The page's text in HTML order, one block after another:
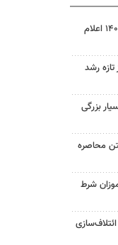
نتیجه آزمون ورودی سمپاد سال ۱۴۰۵ اعلام
رشد
بزرگی
محاصره
شرط